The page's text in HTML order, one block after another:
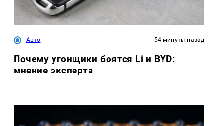
Авто 54 минуты назад
Почему угонщики боятся Li и BYD:
мнение эксперта